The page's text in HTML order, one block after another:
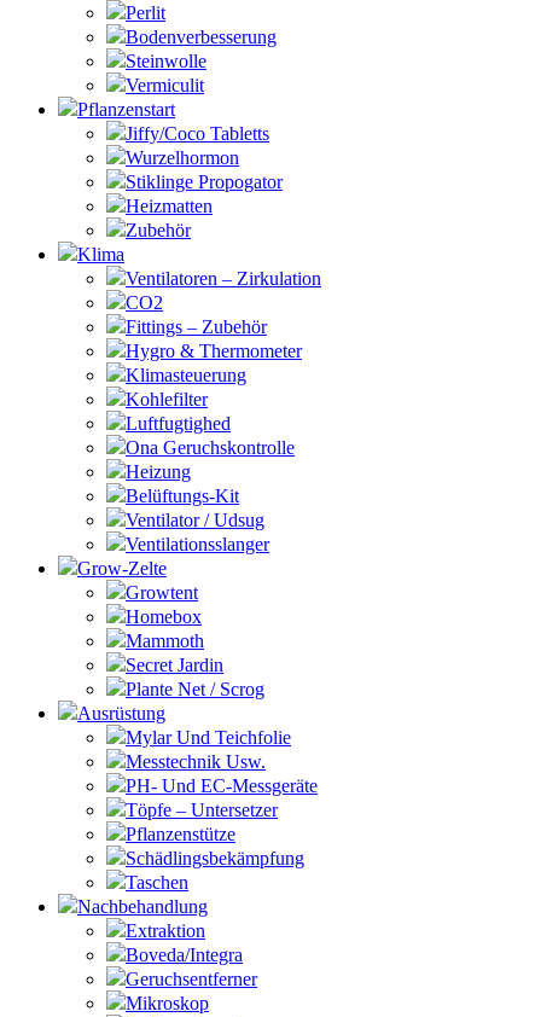
Perlit
Bodenverbesserung
Steinwolle
Vermiculit
Pflanzenstart
Jiffy/Coco Tabletts
Wurzelhormon
Stiklinge Propogator
Heizmatten
Zubehör
Klima
Ventilatoren – Zirkulation
CO2
Fittings – Zubehör
Hygro & Thermometer
Klimasteuerung
Kohlefilter
Luftfugtighed
Ona Geruchskontrolle
Heizung
Belüftungs-Kit
Ventilator / Udsug
Ventilationsslanger
Grow-Zelte
Growtent
Homebox
Mammoth
Secret Jardin
Plante Net / Scrog
Ausrüstung
Mylar Und Teichfolie
Messtechnik Usw.
PH- Und EC-Messgeräte
Töpfe – Untersetzer
Pflanzenstütze
Schädlingsbekämpfung
Taschen
Nachbehandlung
Extraktion
Boveda/Integra
Geruchsentferner
Mikroskop